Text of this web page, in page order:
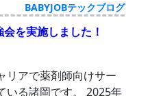
BABYJOBテックブログ
を実施しました！
リアで薬剤師向けサー
いる諸岡です。 2025年